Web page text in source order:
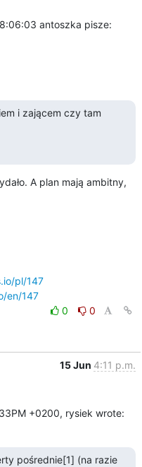
antoszka pisze:
i zającem czy tam
A plan mają ambitny,
pl/147
en/147
0
0
15 Jun 4:11 p.m.
+0200, rysiek wrote:
pośrednie[1] (na razie